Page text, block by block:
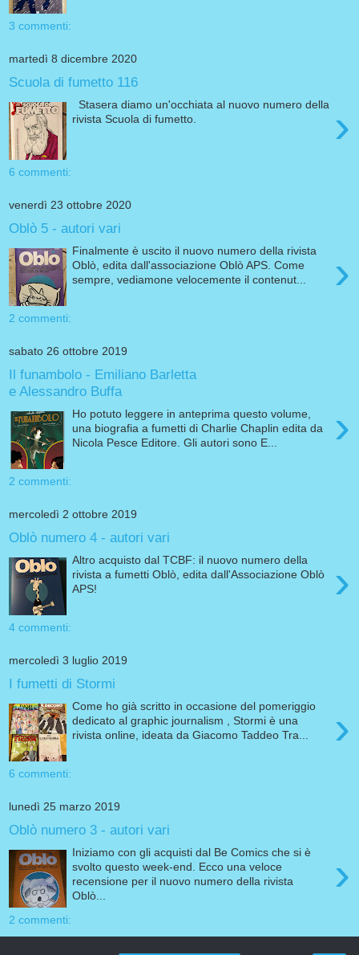
3 commenti:
martedì 8 dicembre 2020
Scuola di fumetto 116
›
Stasera diamo un'occhiata al nuovo numero della
rivista Scuola di fumetto.
6 commenti:
venerdì 23 ottobre 2020
Oblò 5 - autori vari
›
Finalmente è uscito il nuovo numero della rivista
Oblò, edita dall'associazione Oblò APS. Come
sempre, vediamone velocemente il contenut...
2 commenti:
sabato 26 ottobre 2019
Il funambolo - Emiliano Barletta
e Alessandro Buffa
›
Ho potuto leggere in anteprima questo volume,
una biografia a fumetti di Charlie Chaplin edita da
Nicola Pesce Editore. Gli autori sono E...
2 commenti:
mercoledì 2 ottobre 2019
Oblò numero 4 - autori vari
›
Altro acquisto dal TCBF: il nuovo numero della
rivista a fumetti Oblò, edita dall'Associazione Oblò
APS!
4 commenti:
mercoledì 3 luglio 2019
I fumetti di Stormi
›
Come ho già scritto in occasione del pomeriggio
dedicato al graphic journalism , Stormi è una
rivista online, ideata da Giacomo Taddeo Tra...
6 commenti:
lunedì 25 marzo 2019
Oblò numero 3 - autori vari
›
Iniziamo con gli acquisti dal Be Comics che si è
svolto questo week-end. Ecco una veloce
recensione per il nuovo numero della rivista
Oblò...
2 commenti: